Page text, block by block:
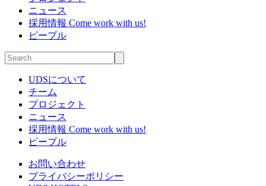
ニュース
採用情報 Come work with us!
ピープル
UDSについて
チーム
プロジェクト
ニュース
採用情報 Come work with us!
ピープル
お問い合わせ
プライバシーポリシー